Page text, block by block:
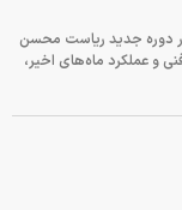
دوره جدید ریاست محسن
و عملکرد ماه‌های اخیر،